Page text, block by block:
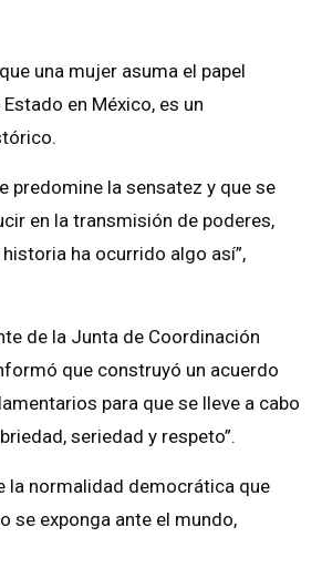
una mujer asuma el papel
en México, es un
predomine la sensatez y que se
en la transmisión de poderes,
ha ocurrido algo así”,
de la Junta de Coordinación
que construyó un acuerdo
para que se lleve a cabo
seriedad y respeto”.
la normalidad democrática que
se exponga ante el mundo,